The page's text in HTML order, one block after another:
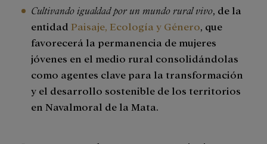
Cultivando igualdad por un mundo rural vivo , de la
entidad Paisaje, Ecología y Género , que
favorecerá la permanencia de mujeres
jóvenes en el medio rural consolidándolas
como agentes clave para la transformación
y el desarrollo sostenible de los territorios
en Navalmoral de la Mata.